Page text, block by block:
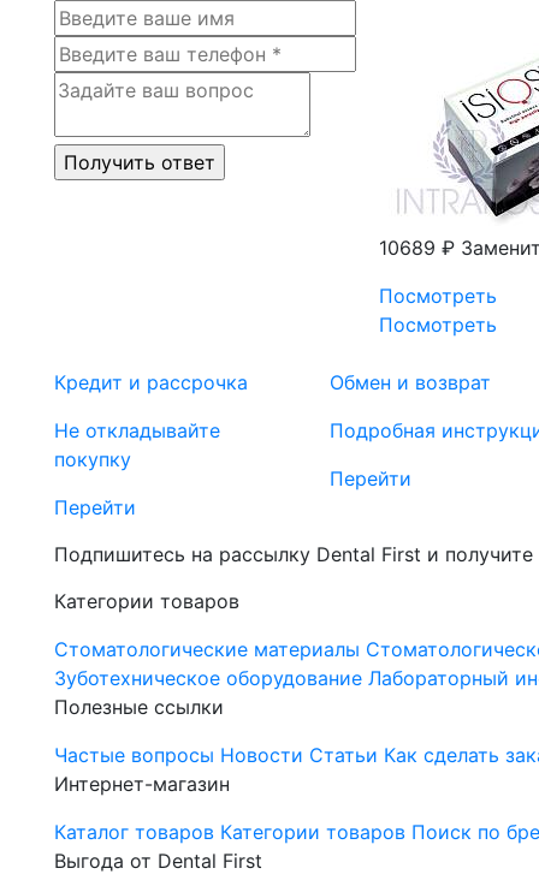
10689 ₽
Посмотреть
Посмотреть
Кредит и рассрочка
Не откладывайте
покупку
Перейти
Обмен и возврат
Подробная
Перейти
Подпишитесь на рассылку Dental First и
Категории товаров
Стоматологические материалы
Зуботехническое оборудование Лабораторный
Полезные ссылки
Частые вопросы Новости Статьи Как сделать
Интернет-магазин
Каталог товаров Категории товаров Поиск по
Выгода от Dental First